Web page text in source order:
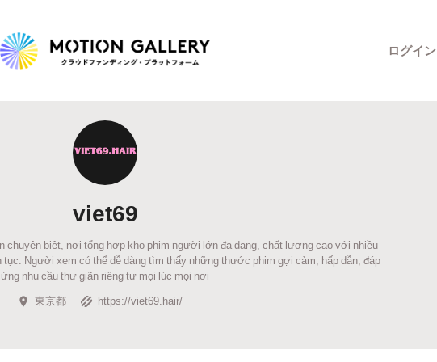
ログイン
Highlight
新着プロジェクト
Feature
キュレーターから探す 特集から探す 最新進捗報告から探す
Legendary
viet69
chuyên biệt, nơi tổng hợp kho phim người lớn đa dạng, chất lượng cao với nhiều
Người xem có thể dễ dàng tìm thấy những thước phim gợi cảm, hấp dẫn, đáp
ứng nhu cầu thư giãn riêng tư mọi lúc mọi nơi
東京都
https://viet69.hair/